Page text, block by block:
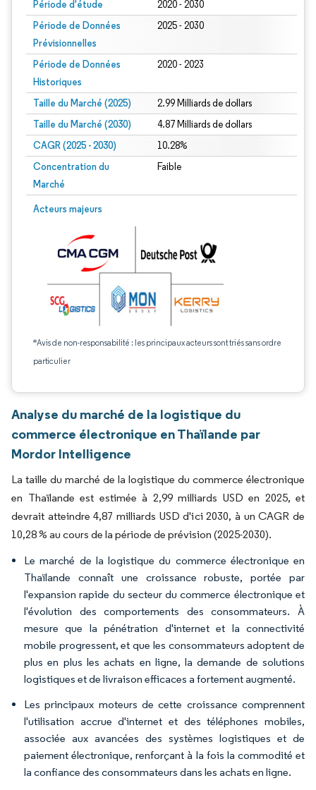
Période d'étude 2020 - 2030
Période de Données
Prévisionnelles
2025 - 2030
Période de Données
Historiques
2020 - 2023
Taille du Marché (2025) 2.99 Milliards de dollars
Taille du Marché (2030) 4.87 Milliards de dollars
CAGR (2025 - 2030) 10.28%
Concentration du
Marché
Faible
Acteurs majeurs
*Avis de non-responsabilité : les principaux acteurs sont triés sans ordre
particulier
Analyse du marché de la logistique du
commerce électronique en Thaïlande par
Mordor Intelligence
La taille du marché de la logistique du commerce électronique
en Thaïlande est estimée à 2,99 milliards USD en 2025, et
devrait atteindre 4,87 milliards USD d'ici 2030, à un CAGR de
10,28 % au cours de la période de prévision (2025-2030).
Le marché de la logistique du commerce électronique en
Thaïlande connaît une croissance robuste, portée par
l'expansion rapide du secteur du commerce électronique et
l'évolution des comportements des consommateurs. À
mesure que la pénétration d'internet et la connectivité
mobile progressent, et que les consommateurs adoptent de
plus en plus les achats en ligne, la demande de solutions
logistiques et de livraison efficaces a fortement augmenté.
Les principaux moteurs de cette croissance comprennent
l'utilisation accrue d'internet et des téléphones mobiles,
associée aux avancées des systèmes logistiques et de
paiement électronique, renforçant à la fois la commodité et
la confiance des consommateurs dans les achats en ligne.